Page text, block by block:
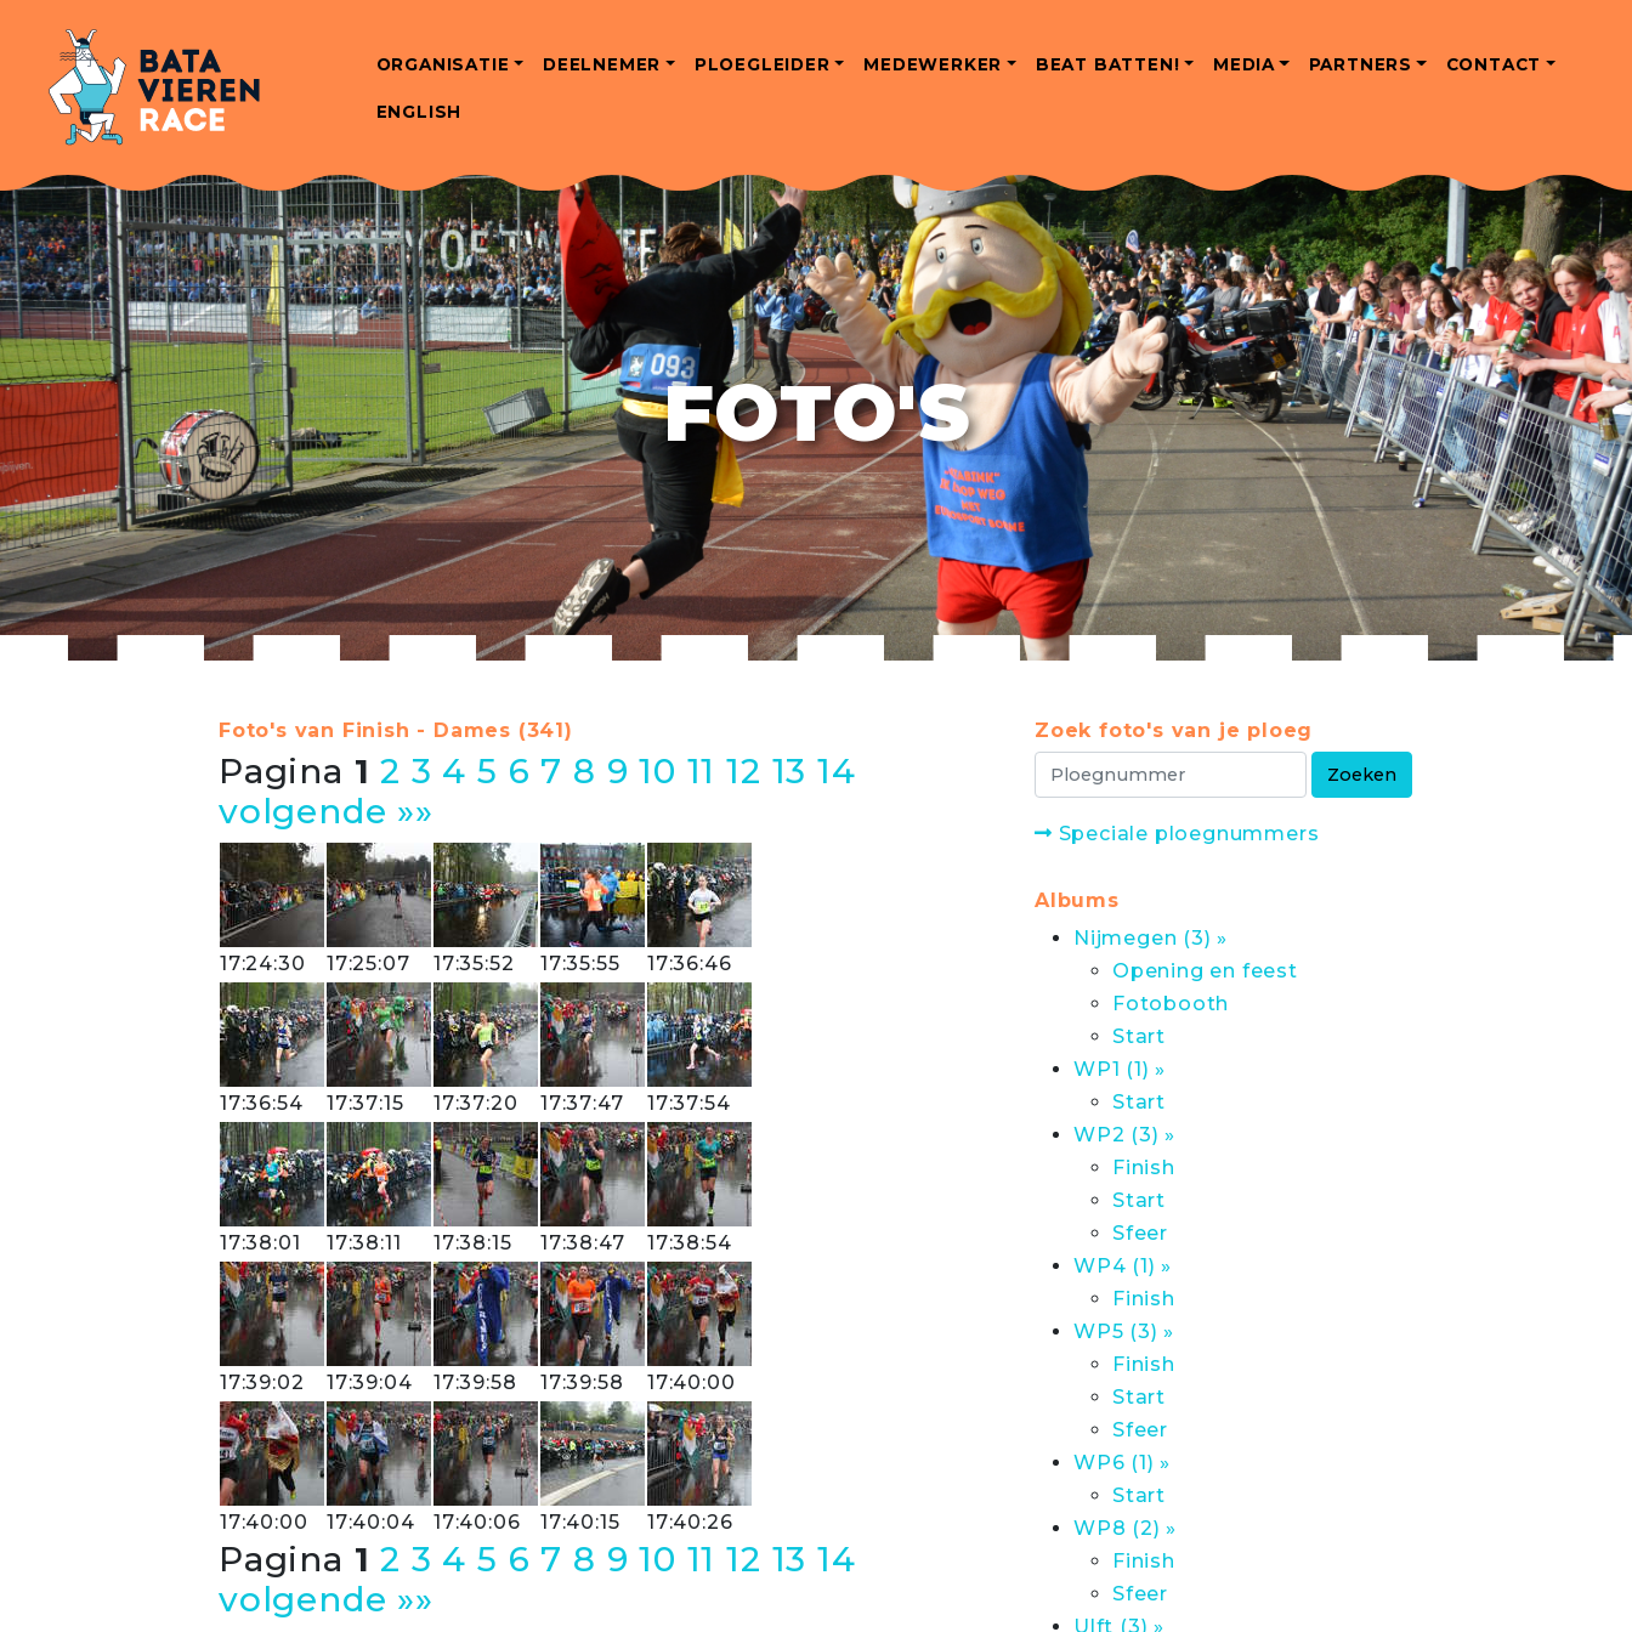
ORGANISATIE DEELNEMER PLOEGLEIDER MEDEWERKER BEAT BATTEN! MEDIA PARTNERS CONTACT
ENGLISH
FOTO'S
Foto's van Finish - Dames (341)
Pagina 1 2 3 4 5 6 7 8 9 10 11 12 13 14
volgende »»
17:24:30 17:25:07 17:35:52 17:35:55 17:36:46
17:36:54 17:37:15 17:37:20 17:37:47 17:37:54
17:38:01 17:38:11 17:38:15 17:38:47 17:38:54
17:39:02 17:39:04 17:39:58 17:39:58 17:40:00
17:40:00 17:40:04 17:40:06 17:40:15 17:40:26
Pagina 1 2 3 4 5 6 7 8 9 10 11 12 13 14
volgende »»
Zoek foto's van je ploeg
Speciale ploegnummers
Albums
Nijmegen (3) »
Opening en feest
Fotobooth
Start
WP1 (1) »
Start
WP2 (3) »
Finish
Start
Sfeer
WP4 (1) »
Finish
WP5 (3) »
Finish
Start
Sfeer
WP6 (1) »
Start
WP8 (2) »
Finish
Sfeer
Ulft (3) »